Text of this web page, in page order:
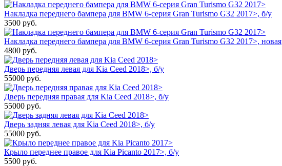
Накладка переднего бампера для BMW 6-серия Gran Turismo G32 2017>, б/у
3500 руб.
Накладка переднего бампера для BMW 6-серия Gran Turismo G32 2017>, новая
4800 руб.
Дверь передняя левая для Kia Ceed 2018>, б/у
55000 руб.
Дверь передняя правая для Kia Ceed 2018>, б/у
55000 руб.
Дверь задняя левая для Kia Ceed 2018>, б/у
55000 руб.
Крыло переднее правое для Kia Picanto 2017>, б/у
5500 руб.